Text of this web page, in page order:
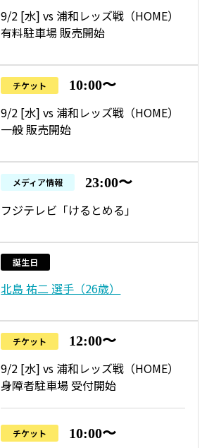
9/2 [水] vs 浦和レッズ戦（HOME）
有料駐車場 販売開始
チケット 10:00〜
9/2 [水] vs 浦和レッズ戦（HOME）
一般 販売開始
メディア情報 23:00〜
フジテレビ「けるとめる」
誕生日
北島 祐二 選手（26歳）
チケット 12:00〜
9/2 [水] vs 浦和レッズ戦（HOME）
身障者駐車場 受付開始
チケット 10:00〜